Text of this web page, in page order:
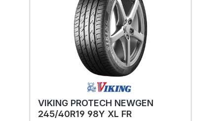
VIKING PROTECH NEWGEN
245/40R19 98Y XL FR